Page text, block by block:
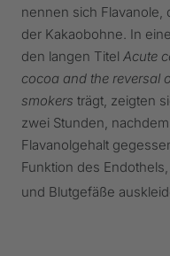
nennen sich Flavanole,
der Kakaobohne. In
den langen Titel Acute
cocoa and the reversal
smokers trägt, zeigten
zwei Stunden,
Flavanolgehalt
Funktion des
und Blutgefäße